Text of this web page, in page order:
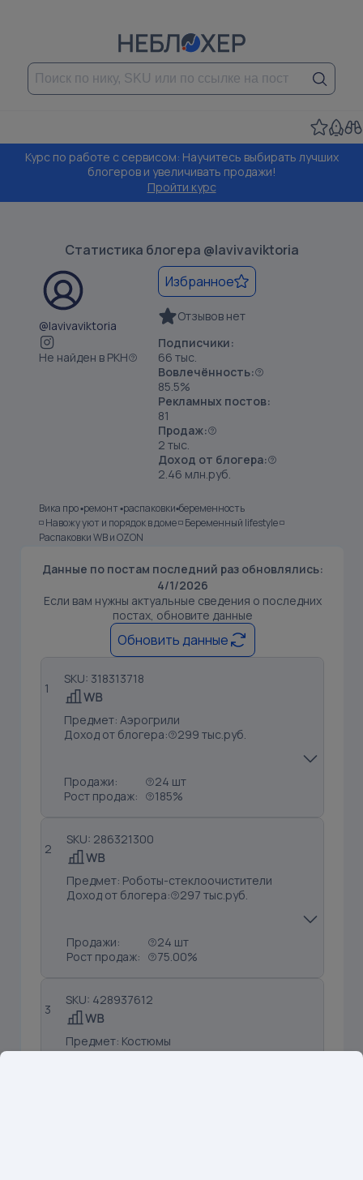
Курс по работе с сервисом: Научитесь выбирать лучших
блогеров и увеличивать продажи!
Пройти курс
Статистика блогера @lavivaviktoria
@lavivaviktoria
Не найден в РКН
Отзывов нет
Избранное
Вика про ▪️ремонт ▪️распаковки▪️беременность
◽️ Навожу уют и порядок в доме ◽️ Беременный lifestyle ◽️
Распаковки WB и OZON
Подписчики:
66 тыс.
Вовлечённость:
85.5%
Рекламных постов:
81
Продаж:
2 тыс.
Доход от блогера:
2.46 млн.руб.
Данные по постам последний раз обновлялись:
4/1/2026
Если вам нужны актуальные сведения о последних
постах, обновите данные
Обновить данные
1
SKU: 318313718
Предмет: Аэрогрили
Доход от блогера:
299 тыс.руб.
Продажи:
24 шт
Рост продаж:
185%
2
SKU: 286321300
Предмет: Роботы-стеклоочистители
Доход от блогера:
297 тыс.руб.
Продажи:
24 шт
Рост продаж:
75.00%
3
SKU: 428937612
Предмет: Костюмы
Доход от блогера:
176 тыс.руб.